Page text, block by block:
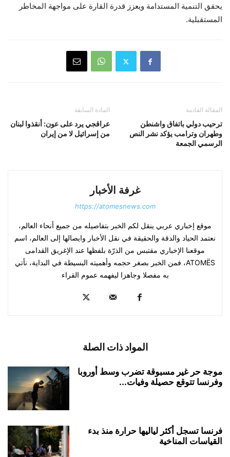
يحقق التنمية المستدامة ويعزز قدرة القارة على مواجهة المخاطر
المستقبلية.
المادة السابقة
عراقجي يرد على عون: أنقذوا لبنان
من إسرائيل لا من إيران
المقالة القادمة
ترحيب دولي باتفاق واشنطن
وطهران وترامب يؤكد نشر النص
الرسمي الجمعة
غرفة الأخبار
https://atomesnews.com
موقع إخباري عربي ينقل لكم الخبر بتفاصيله من جميع أنحاء العالم،
نعتمد الحياد والدقة والحقيقة في نقل الأخبار وايصالها إلى العالم، اسم
موقعنا الإخباري مقتبس من الذرّة بلفظها عند الإغريق القدامى
ATOMËS، فمن الخبر بصغر حجمه وأهميته البسيطة في البداية، نأتي
به مفصلا وجاهزا ليفهمه عموم القراء
المواد ذات الصلة
موجة حر غير مسبوقة تضرب وسط أوروبا
وفرنسا تتوقع حصيلة وفيات...
فرنسا تسجل أكثر لياليها حرارة منذ بدء
القياسات المناخية